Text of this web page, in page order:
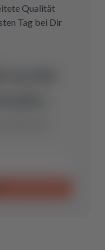
Qualität
Tag bei Dir